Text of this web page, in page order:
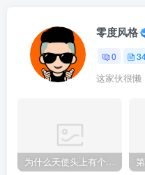
零度风格
0
这家伙很懒
为什么天使头上有个圈？